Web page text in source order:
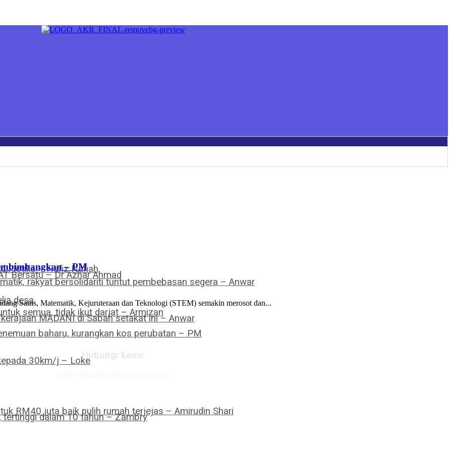
rakyat bersolidariti tuntut pembebasan segera – Anwar
Flotilla – Hafiz Nafiah
Bersatu – Dr Azhar Ahmad
MADANI di Sabah setakat ini – Anwar
baharu, kurangkan kos perubatan – PM
semua, tidak ikut darjat – Armizan
desa
30km/j – Loke
RM40 juta baik pulih rumah terjejas – Amirudin Shari
tertinggi dalam 10 tahun – Zambry
– PM
Sains, Matematik, Kejuruteraan dan Teknologi (STEM) semakin merosot dan...
Hubungi kami: